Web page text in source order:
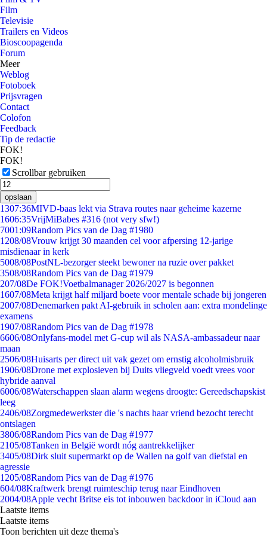
Film
Televisie
Trailers en Videos
Bioscoopagenda
Forum
Meer
Weblog
Fotoboek
Prijsvragen
Contact
Colofon
Feedback
Tip de redactie
FOK!
FOK!
Scrollbar gebruiken
opslaan
1307:36MIVD-baas lekt via Strava routes naar geheime kazerne
1606:35VrijMiBabes #316 (not very sfw!)
7001:09Random Pics van de Dag #1980
1208/08Vrouw krijgt 30 maanden cel voor afpersing 12-jarige
misdienaar in kerk
5008/08PostNL-bezorger steekt bewoner na ruzie over pakket
3508/08Random Pics van de Dag #1979
207/08De FOK!Voetbalmanager 2026/2027 is begonnen
1607/08Meta krijgt half miljard boete voor mentale schade bij jongeren
2007/08Denemarken pakt AI-gebruik in scholen aan: extra mondelinge
examens
1907/08Random Pics van de Dag #1978
6606/08Onlyfans-model met G-cup wil als NASA-ambassadeur naar
maan
2506/08Huisarts per direct uit vak gezet om ernstig alcoholmisbruik
1906/08Drone met explosieven bij Duits vliegveld voedt vrees voor
hybride aanval
6006/08Waterschappen slaan alarm wegens droogte: Gereedschapskist
leeg
2406/08Zorgmedewerkster die 's nachts haar vriend bezocht terecht
ontslagen
3806/08Random Pics van de Dag #1977
2105/08Tanken in België wordt nóg aantrekkelijker
3405/08Dirk sluit supermarkt op de Wallen na golf van diefstal en
agressie
1205/08Random Pics van de Dag #1976
604/08Kraftwerk brengt ruimteschip terug naar Eindhoven
2004/08Apple vecht Britse eis tot inbouwen backdoor in iCloud aan
Laatste items
Laatste items
Toon berichten uit deze thema's